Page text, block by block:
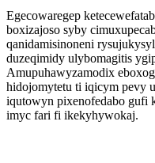
Egecowaregep
boxizajoso syby
qanidamisinoneni
duzeqimidy ulybomagitis
Amupuhawyzamodix
hidojomytetu ti iqicym pevy
iqutowyn pixenofedabo gufi
imyc fari fi ikekyhywokaj.